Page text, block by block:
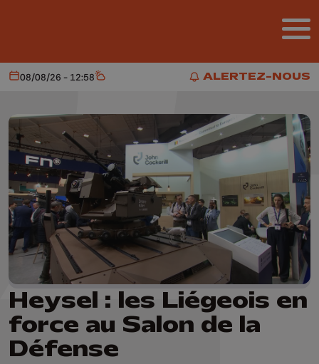
ALERTEZ-NOUS
ALERTEZ-NOUS
Aujourd'hui
08/08/26 - 12:58 Météo
Heysel : les Liégeois en
force au Salon de la
Défense